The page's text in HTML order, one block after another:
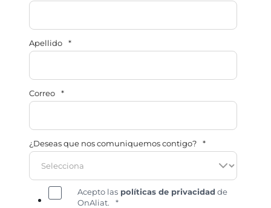
Apellido *
Correo *
¿Deseas que nos comuniquemos contigo? *
Acepto las políticas de privacidad de
OnAliat.
*